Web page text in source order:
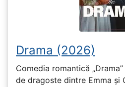
Drama (2026)
Comedia romantică
de dragoste dintre Emma și